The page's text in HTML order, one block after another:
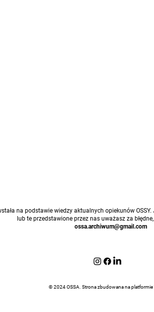
na podstawie wiedzy aktualnych opiekunów
lub te przedstawione przez nas uważasz za
ossa.archiwum@gmail.com
© 2024 OSSA. Strona zbudowana na platformie